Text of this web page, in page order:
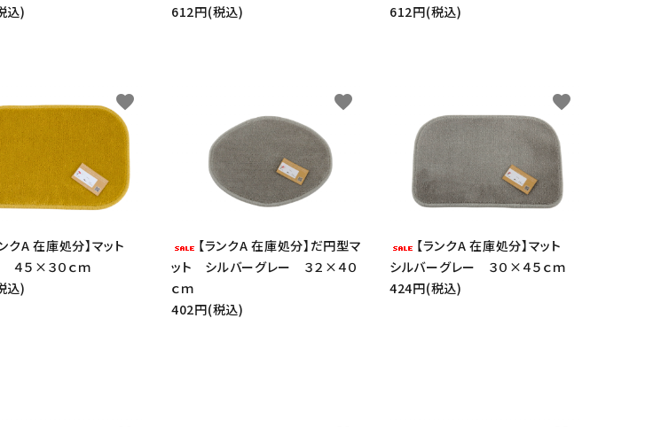
込)
612円(税込)
612円(税込)
ンクA 在庫処分】マット
４５×３０ｃｍ
込)
favorite
【ランクA 在庫処分】だ円型マ
ット シルバーグレー ３２×４０
ｃｍ
402円(税込)
favorite
【ランクA 在庫処分】マット
シルバーグレー ３０×４５ｃｍ
424円(税込)
favorite
close